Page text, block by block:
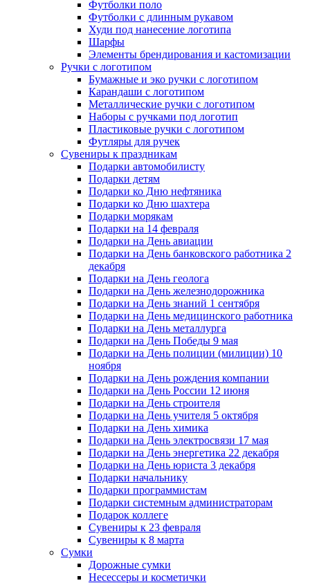
Футболки поло
Футболки с длинным рукавом
Худи под нанесение логотипа
Шарфы
Элементы брендирования и кастомизации
Ручки с логотипом
Бумажные и эко ручки с логотипом
Карандаши с логотипом
Металлические ручки с логотипом
Наборы с ручками под логотип
Пластиковые ручки с логотипом
Футляры для ручек
Сувениры к праздникам
Подарки автомобилисту
Подарки детям
Подарки ко Дню нефтяника
Подарки ко Дню шахтера
Подарки морякам
Подарки на 14 февраля
Подарки на День авиации
Подарки на День банковского работника 2
декабря
Подарки на День геолога
Подарки на День железнодорожника
Подарки на День знаний 1 сентября
Подарки на День медицинского работника
Подарки на День металлурга
Подарки на День Победы 9 мая
Подарки на День полиции (милиции) 10
ноября
Подарки на День рождения компании
Подарки на День России 12 июня
Подарки на День строителя
Подарки на День учителя 5 октября
Подарки на День химика
Подарки на День электросвязи 17 мая
Подарки на День энергетика 22 декабря
Подарки на День юриста 3 декабря
Подарки начальнику
Подарки программистам
Подарки системным администраторам
Подарок коллеге
Сувениры к 23 февраля
Сувениры к 8 марта
Сумки
Дорожные сумки
Несессеры и косметички